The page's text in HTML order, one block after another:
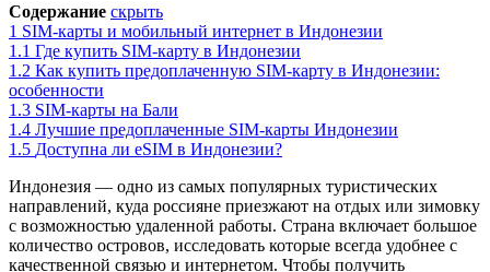
Содержание скрыть
1 SIM-карты и мобильный интернет в Индонезии
1.1 Где купить SIM-карту в Индонезии
1.2 Как купить предоплаченную SIM-карту в Индонезии:
особенности
1.3 SIM-карты на Бали
1.4 Лучшие предоплаченные SIM-карты Индонезии
1.5 Доступна ли eSIM в Индонезии?
Индонезия — одно из самых популярных туристических
направлений, куда россияне приезжают на отдых или зимовку
с возможностью удаленной работы. Страна включает большое
количество островов, исследовать которые всегда удобнее с
качественной связью и интернетом. Чтобы получить